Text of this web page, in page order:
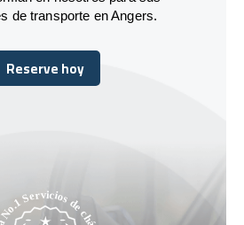
de transporte en Angers.
Reserve hoy
Reserve hoy